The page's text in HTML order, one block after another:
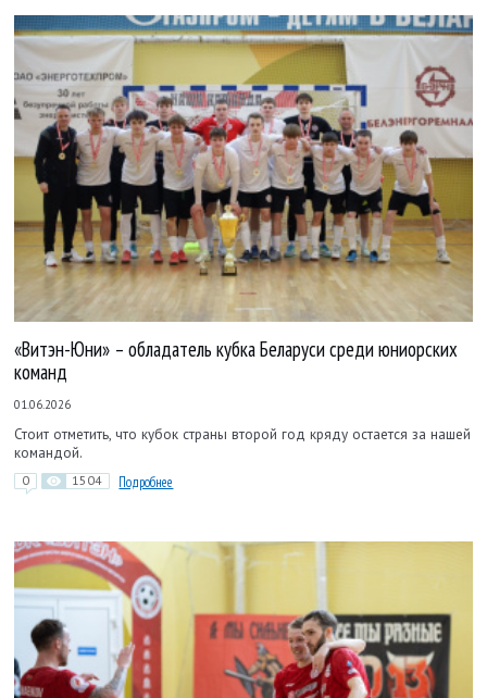
«Витэн-Юни» – обладатель кубка Беларуси среди юниорских
команд
01.06.2026
Стоит отметить, что кубок страны второй год кряду остается за нашей
командой.
0 1504 Подробнее